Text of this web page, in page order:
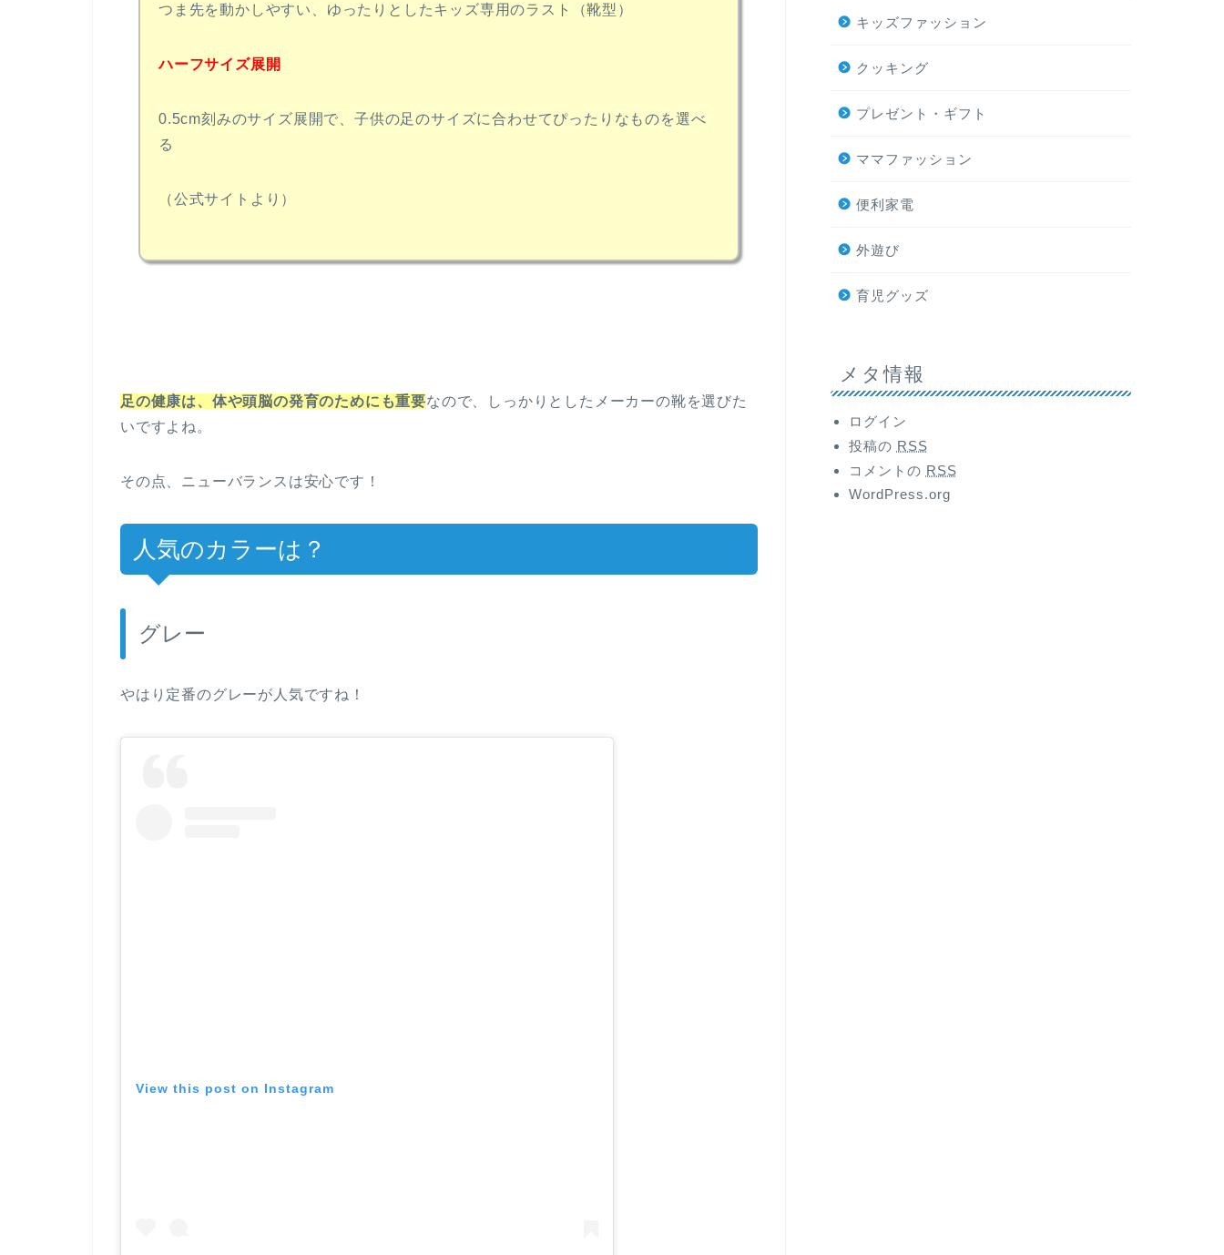
つま先を動かしやすい、ゆったりとしたキッズ専用のラスト（靴型）
ハーフサイズ展開
0.5cm刻みのサイズ展開で、子供の足のサイズに合わせてぴったりなものを選べ
る
（公式サイトより）
足の健康は、体や頭脳の発育のためにも重要なので、しっかりとしたメーカーの靴を選びた
いですよね。
その点、ニューバランスは安心です！
人気のカラーは？
グレー
やはり定番のグレーが人気ですね！
View this post on Instagram
キッズファッション
クッキング
プレゼント・ギフト
ママファッション
便利家電
外遊び
育児グッズ
メタ情報
ログイン
投稿の RSS
コメントの RSS
WordPress.org